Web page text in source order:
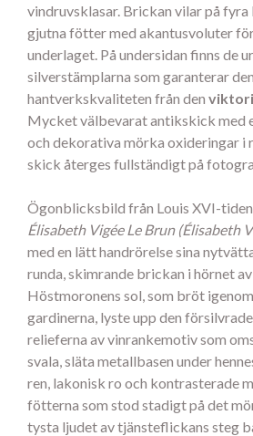
vindruvsklasar. Brickan vilar på
gjutna fötter med akantusvoluter
underlaget. På undersidan finns de
silverstämplarna som garanterar
hantverkskvaliteten från den
Mycket välbevarat antikskick med
och dekorativa mörka oxideringar i
skick återges fullständigt på
Ögonblicksbild från Louis XVI-
Élisabeth Vigée Le Brun (Élisabeth
med en lätt handrörelse sina
runda, skimrande brickan i hörnet
Höstmoronens sol, som bröt
gardinerna, lyste upp den
relieferna av vinrankemotiv som
svala, släta metallbasen under
ren, lakonisk ro och kontrasterade
fötterna som stod stadigt på det
tysta ljudet av tjänsteflickans steg